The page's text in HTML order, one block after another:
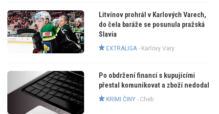
Litvínov prohrál v Karlových Varech,
do čela baráže se posunula pražská
Slavia
EXTRALIGA- Karlovy Vary
Po obdržení financí s kupujícími
přestal komunikovat a zboží nedodal
KRIMI ČINY- Cheb